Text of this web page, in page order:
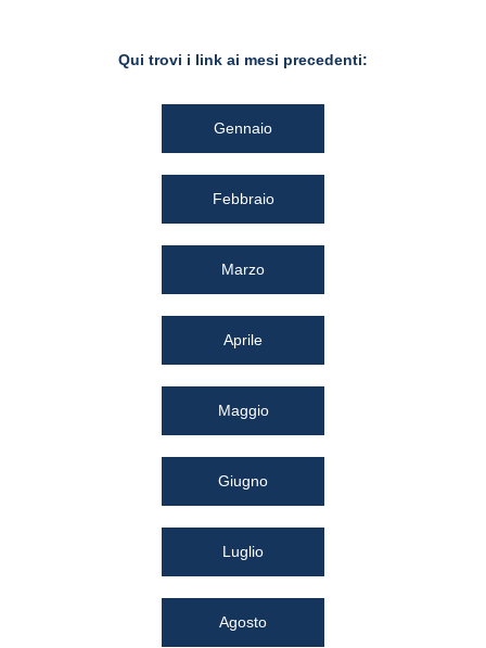
Qui trovi i link ai mesi precedenti:
Gennaio
Febbraio
Marzo
Aprile
Maggio
Giugno
Luglio
Agosto